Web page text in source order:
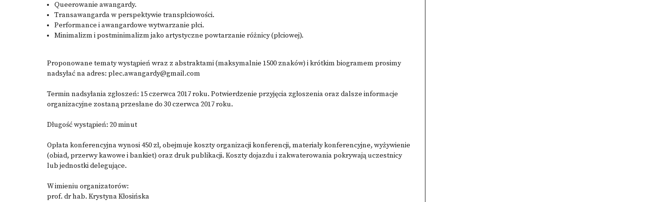
Queerowanie awangardy.
Transawangarda w perspektywie transpłciowości.
Performance i awangardowe wytwarzanie płci.
Minimalizm i postminimalizm jako artystyczne powtarzanie różnicy (płciowej).
Proponowane tematy wystąpień wraz z abstraktami (maksymalnie 1500 znaków) i krótkim biogramem prosimy
nadsyłać na adres: plec.awangardy@gmail.com
Termin nadsyłania zgłoszeń: 15 czerwca 2017 roku. Potwierdzenie przyjęcia zgłoszenia oraz dalsze informacje
organizacyjne zostaną przesłane do 30 czerwca 2017 roku.
Długość wystąpień: 20 minut
Opłata konferencyjna wynosi 450 zł, obejmuje koszty organizacji konferencji, materiały konferencyjne, wyżywienie
(obiad, przerwy kawowe i bankiet) oraz druk publikacji. Koszty dojazdu i zakwaterowania pokrywają uczestnicy
lub jednostki delegujące.
W imieniu organizatorów:
prof. dr hab. Krystyna Kłosińska